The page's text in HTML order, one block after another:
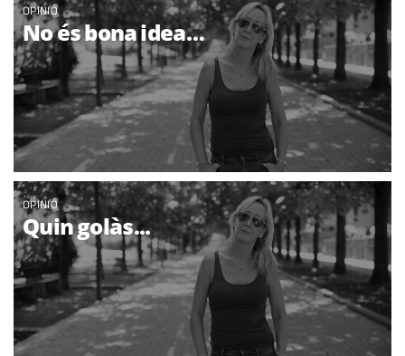
OPINIÓ
No és bona idea…
OPINIÓ
Quin golàs...